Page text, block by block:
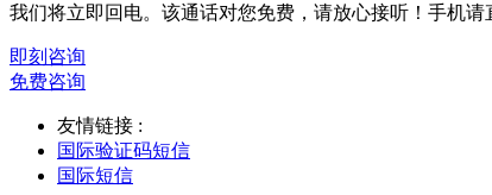
我们将立即回电。该通话对您免费，请放心接听！手机
即刻咨询
免费咨询
友情链接 :
国际验证码短信
国际短信